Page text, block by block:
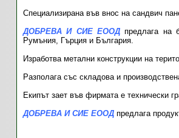
Специализирана във внос на сандвич
ДОБРЕВА И СИЕ ЕООДпредлага на
Румъния, Гърция и България.
Изработва метални конструкции на
Разполага със складова и
Екипът зает във фирмата е технически
ДОБРЕВА И СИЕ ЕООДпредлага